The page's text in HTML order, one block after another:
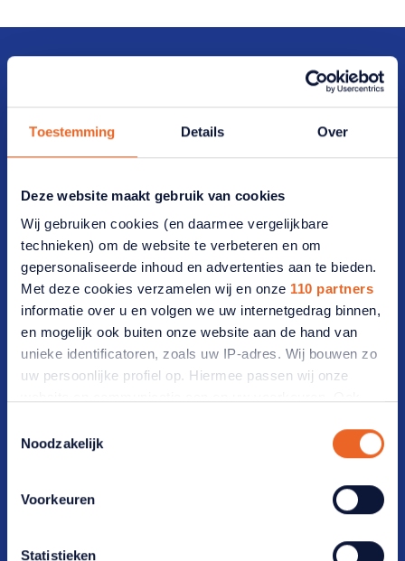
Toestemming Details Over
Deze website maakt gebruik van cookies
Wij gebruiken cookies (en daarmee vergelijkbare
technieken) om de website te verbeteren en om
gepersonaliseerde inhoud en advertenties aan te bieden.
Met deze cookies verzamelen wij en onze 110 partners
informatie over u en volgen we uw internetgedrag binnen,
en mogelijk ook buiten onze website aan de hand van
unieke identificatoren, zoals uw IP-adres. Wij bouwen zo
uw persoonlijke profiel op. Hiermee passen wij onze
van uw recente internetgedrag. Ook delen we mogelijk
partners voor social media, adverteren en analyse. Deze
partners kunnen deze gegevens combineren met andere
verzameld op basis van uw gebruik van hun services.
Noodzakelijk
Voorkeuren
Statistieken
Direct naar
Vrijwilligers(werk)
Werken bij ANBO-PCOB
Lidmaatschap
Lid worden
Werf een lid